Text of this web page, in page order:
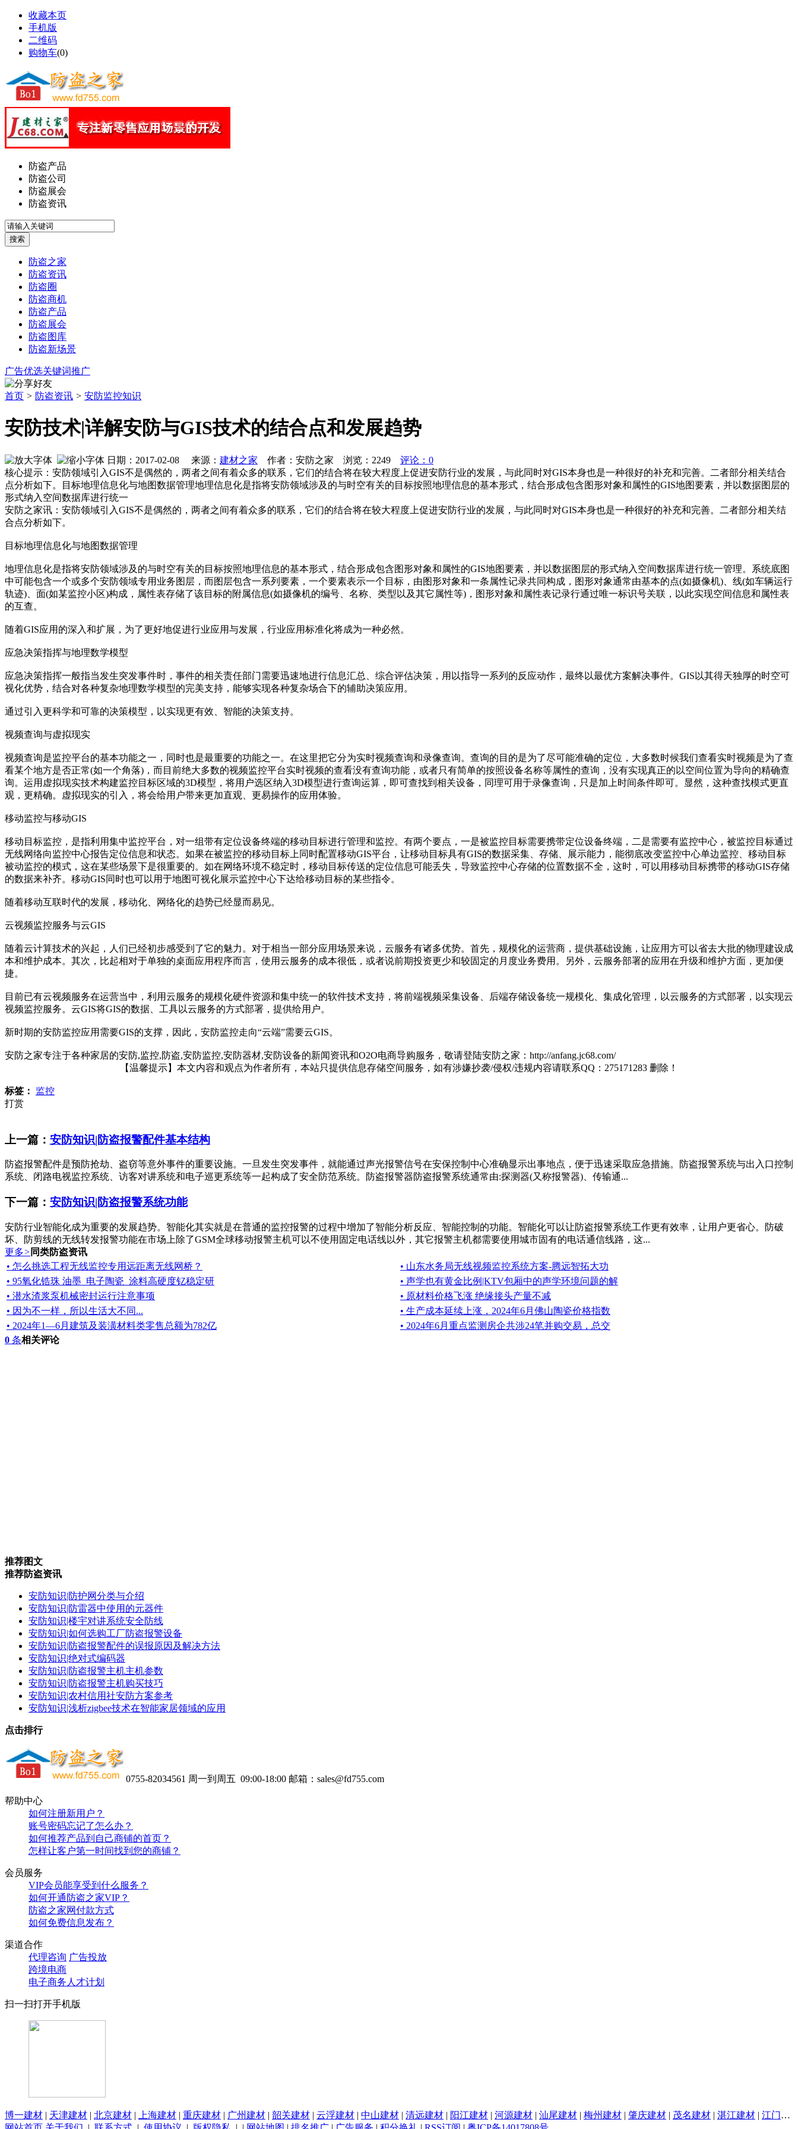
收藏本页
手机版
二维码
购物车(0)
防盗产品
防盗公司
防盗展会
防盗资讯
防盗之家
防盗资讯
防盗圈
防盗商机
防盗产品
防盗展会
防盗图库
防盗新场景
广告优选关键词推广
首页 > 防盗资讯 > 安防监控知识
安防技术|详解安防与GIS技术的结合点和发展趋势
日期：2017-02-08 来源： 建材之家 作者：安防之家 浏览： 2249
评论：0
核心提示：安防领域引入GIS不是偶然的，两者之间有着众多的联系，它们的结合将在较大程度上促进安防行业的发展，与此同时对GIS本身也是一种很好的补充和完善。二者部分相关结合
点分析如下。目标地理信息化与地图数据管理地理信息化是指将安防领域涉及的与时空有关的目标按照地理信息的基本形式，结合形成包含图形对象和属性的GIS地图要素，并以数据图层的
形式纳入空间数据库进行统一
安防之家讯：安防领域引入GIS不是偶然的，两者之间有着众多的联系，它们的结合将在较大程度上促进安防行业的发展，与此同时对GIS本身也是一种很好的补充和完善。二者部分相关结
合点分析如下。
目标地理信息化与地图数据管理
地理信息化是指将安防领域涉及的与时空有关的目标按照地理信息的基本形式，结合形成包含图形对象和属性的GIS地图要素，并以数据图层的形式纳入空间数据库进行统一管理。系统底图
中可能包含一个或多个安防领域专用业务图层，而图层包含一系列要素，一个要素表示一个目标，由图形对象和一条属性记录共同构成，图形对象通常由基本的点(如摄像机)、线(如车辆运行
轨迹)、面(如某监控小区)构成，属性表存储了该目标的附属信息(如摄像机的编号、名称、类型以及其它属性等)，图形对象和属性表记录行通过唯一标识号关联，以此实现空间信息和属性表
的互查。
随着GIS应用的深入和扩展，为了更好地促进行业应用与发展，行业应用标准化将成为一种必然。
应急决策指挥与地理数学模型
应急决策指挥一般指当发生突发事件时，事件的相关责任部门需要迅速地进行信息汇总、综合评估决策，用以指导一系列的反应动作，最终以最优方案解决事件。GIS以其得天独厚的时空可
视化优势，结合对各种复杂地理数学模型的完美支持，能够实现各种复杂场合下的辅助决策应用。
通过引入更科学和可靠的决策模型，以实现更有效、智能的决策支持。
视频查询与虚拟现实
视频查询是监控平台的基本功能之一，同时也是最重要的功能之一。在这里把它分为实时视频查询和录像查询。查询的目的是为了尽可能准确的定位，大多数时候我们查看实时视频是为了查
看某个地方是否正常(如一个角落)，而目前绝大多数的视频监控平台实时视频的查看没有查询功能，或者只有简单的按照设备名称等属性的查询，没有实现真正的以空间位置为导向的精确查
询。运用虚拟现实技术构建监控目标区域的3D模型，将用户选区纳入3D模型进行查询运算，即可查找到相关设备，同理可用于录像查询，只是加上时间条件即可。显然，这种查找模式更直
观，更精确。虚拟现实的引入，将会给用户带来更加直观、更易操作的应用体验。
移动监控与移动GIS
移动目标监控，是指利用集中监控平台，对一组带有定位设备终端的移动目标进行管理和监控。有两个要点，一是被监控目标需要携带定位设备终端，二是需要有监控中心，被监控目标通过
无线网络向监控中心报告定位信息和状态。如果在被监控的移动目标上同时配置移动GIS平台，让移动目标具有GIS的数据采集、存储、展示能力，能彻底改变监控中心单边监控、移动目标
被动监控的模式，这在某些场景下是很重要的。如在网络环境不稳定时，移动目标传送的定位信息可能丢失，导致监控中心存储的位置数据不全，这时，可以用移动目标携带的移动GIS存储
的数据来补齐。移动GIS同时也可以用于地图可视化展示监控中心下达给移动目标的某些指令。
随着移动互联时代的发展，移动化、网络化的趋势已经显而易见。
云视频监控服务与云GIS
随着云计算技术的兴起，人们已经初步感受到了它的魅力。对于相当一部分应用场景来说，云服务有诸多优势。首先，规模化的运营商，提供基础设施，让应用方可以省去大批的物理建设成
本和维护成本。其次，比起相对于单独的桌面应用程序而言，使用云服务的成本很低，或者说前期投资更少和较固定的月度业务费用。另外，云服务部署的应用在升级和维护方面，更加便
捷。
目前已有云视频服务在运营当中，利用云服务的规模化硬件资源和集中统一的软件技术支持，将前端视频采集设备、后端存储设备统一规模化、集成化管理，以云服务的方式部署，以实现云
视频监控服务。云GIS将GIS的数据、工具以云服务的方式部署，提供给用户。
新时期的安防监控应用需要GIS的支撑，因此，安防监控走向“云端”需要云GIS。
安防之家专注于各种家居的安防,监控,防盗,安防监控,安防器材,安防设备的新闻资讯和O2O电商导购服务，敬请登陆安防之家：http://anfang.jc68.com/
【温馨提示】本文内容和观点为作者所有，本站只提供信息存储空间服务，如有涉嫌抄袭/侵权/违规内容请联系QQ：275171283 删除！
标签：
监控
打赏
上一篇： 安防知识|防盗报警配件基本结构
防盗报警配件是预防抢劫、盗窃等意外事件的重要设施。一旦发生突发事件，就能通过声光报警信号在安保控制中心准确显示出事地点，便于迅速采取应急措施。防盗报警系统与出入口控制
系统、闭路电视监控系统、访客对讲系统和电子巡更系统等一起构成了安全防范系统。防盗报警器防盗报警系统通常由:探测器(又称报警器)、传输通...
下一篇： 安防知识|防盗报警系统功能
安防行业智能化成为重要的发展趋势。智能化其实就是在普通的监控报警的过程中增加了智能分析反应、智能控制的功能。智能化可以让防盗报警系统工作更有效率，让用户更省心。防破
坏、防剪线的无线转发报警功能在市场上除了GSM全球移动报警主机可以不使用固定电话线以外，其它报警主机都需要使用城市固有的电话通信线路，这...
更多> 同类防盗资讯
• 怎么挑选工程无线监控专用远距离无线网桥？
• 山东水务局无线视频监控系统方案-腾远智拓大功
• 95氧化锆珠 油墨_电子陶瓷_涂料高硬度钇稳定研
• 声学也有黄金比例|KTV包厢中的声学环境问题的解
• 潜水渣浆泵机械密封运行注意事项
• 原材料价格飞涨 绝缘接头产量不减
• 因为不一样，所以生活大不同...
• 生产成本延续上涨，2024年6月佛山陶瓷价格指数
• 2024年1—6月建筑及装潢材料类零售总额为782亿
• 2024年6月重点监测房企共涉24笔并购交易，总交
0 条相关评论
推荐图文
推荐防盗资讯
安防知识|防护网分类与介绍
安防知识|防雷器中使用的元器件
安防知识|楼宇对讲系统安全防线
安防知识|如何选购工厂防盗报警设备
安防知识|防盗报警配件的误报原因及解决方法
安防知识|绝对式编码器
安防知识|防盗报警主机主机参数
安防知识|防盗报警主机购买技巧
安防知识|农村信用社安防方案参考
安防知识|浅析zigbee技术在智能家居领域的应用
点击排行
0755-82034561 周一到周五 09:00-18:00 邮箱：sales@fd755.com
帮助中心
如何注册新用户？
账号密码忘记了怎么办？
如何推荐产品到自己商铺的首页？
怎样让客户第一时间找到您的商铺？
会员服务
VIP会员能享受到什么服务？
如何开通防盗之家VIP？
防盗之家网付款方式
如何免费信息发布？
渠道合作
代理咨询 广告投放
跨境电商
电子商务人才计划
扫一扫打开手机版
博一建材 | 天津建材 | 北京建材 | 上海建材 | 重庆建材 | 广州建材 | 韶关建材 | 云浮建材 | 中山建材 | 清远建材 | 阳江建材 | 河源建材 | 汕尾建材 | 梅州建材 | 肇庆建材 | 茂名建材 | 湛江建材 | 江门建材